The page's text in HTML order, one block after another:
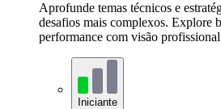
Aprofunde temas técnicos e
desafios mais complexos. Explore
performance com visão
Iniciante